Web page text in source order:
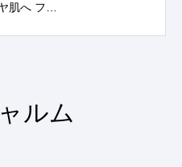
マスクで毛穴レスなぷるツヤ肌へ フ…
ルム